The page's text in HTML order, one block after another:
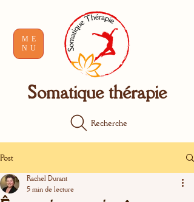
ME
NU
Somatique thérapie
Recherche
Post
Rachel Durant
5 min de lecture